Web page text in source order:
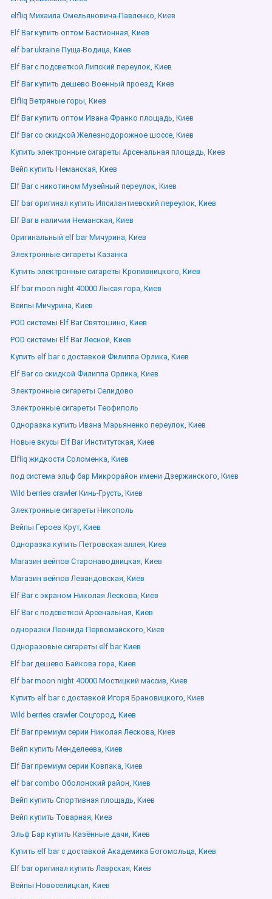
elfliq Михаила Омельяновича-Павленко, Киев
Elf Bar купить оптом Бастионная, Киев
elf bar ukraine Пуща-Водица, Киев
Elf Bar с подсветкой Липский переулок, Киев
Elf Bar купить дешево Военный проезд, Киев
Elfliq Ветряные горы, Киев
Elf Bar купить оптом Ивана Франко площадь, Киев
Elf Bar со скидкой Железнодорожное шоссе, Киев
Купить электронные сигареты Арсенальная площадь, Киев
Вейп купить Неманская, Киев
Elf Bar с никотином Музейный переулок, Киев
Elf bar оригинал купить Ипсилантиевский переулок, Киев
Elf Bar в наличии Неманская, Киев
Оригинальный elf bar Мичурина, Киев
Электронные сигареты Казанка
Купить электронные сигареты Кропивницкого, Киев
Elf bar moon night 40000 Лысая гора, Киев
Вейпы Мичурина, Киев
POD системы Elf Bar Святошино, Киев
POD системы Elf Bar Лесной, Киев
Купить elf bar с доставкой Филиппа Орлика, Киев
Elf Bar со скидкой Филиппа Орлика, Киев
Электронные сигареты Селидово
Электронные сигареты Теофиполь
Одноразка купить Ивана Марьяненко переулок, Киев
Новые вкусы Elf Bar Институтская, Киев
Elfliq жидкости Соломенка, Киев
под система эльф бар Микрорайон имени Дзержинского, Киев
Wild berries crawler Кинь-Грусть, Киев
Электронные сигареты Никополь
Вейпы Героев Крут, Киев
Одноразка купить Петровская аллея, Киев
Магазин вейпов Старонаводницкая, Киев
Магазин вейпов Левандовская, Киев
Elf Bar с экраном Николая Лескова, Киев
Elf Bar с подсветкой Арсенальная, Киев
одноразки Леонида Первомайского, Киев
Одноразовые сигареты elf bar Киев
Elf bar дешево Байкова гора, Киев
Elf bar moon night 40000 Мостицкий массив, Киев
Купить elf bar с доставкой Игоря Брановицкого, Киев
Wild berries crawler Соцгород, Киев
Elf Bar премиум серии Николая Лескова, Киев
Вейп купить Менделеева, Киев
Elf Bar премиум серии Ковпака, Киев
elf bar combo Оболонский район, Киев
Вейп купить Спортивная площадь, Киев
Вейп купить Товарная, Киев
Эльф Бар купить Казённые дачи, Киев
Купить elf bar с доставкой Академика Богомольца, Киев
Elf bar оригинал купить Лаврская, Киев
Вейпы Новоселицкая, Киев